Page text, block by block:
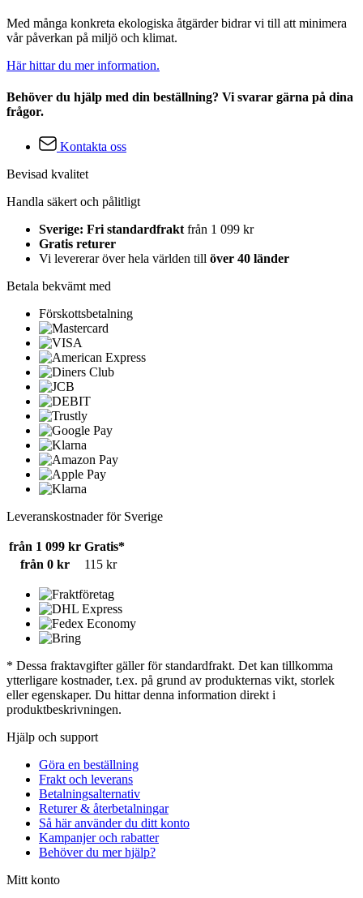
Med många konkreta ekologiska åtgärder bidrar vi till att minimera
vår påverkan på miljö och klimat.
Här hittar du mer information.
Behöver du hjälp med din beställning? Vi svarar gärna på dina
frågor.
Kontakta oss
Bevisad kvalitet
Handla säkert och pålitligt
Sverige: Fri standardfraktfrån 1 099 kr
Gratis returer
Vi levererar över hela världen till över 40 länder
Betala bekvämt med
Förskottsbetalning
Leveranskostnader för Sverige
från 1 099 kr Gratis*
från 0 kr
115 kr
* Dessa fraktavgifter gäller för standardfrakt. Det kan tillkomma
ytterligare kostnader, t.ex. på grund av produkternas vikt, storlek
eller egenskaper. Du hittar denna information direkt i
produktbeskrivningen.
Hjälp och support
Göra en beställning
Frakt och leverans
Betalningsalternativ
Returer & återbetalningar
Så här använder du ditt konto
Kampanjer och rabatter
Behöver du mer hjälp?
Mitt konto